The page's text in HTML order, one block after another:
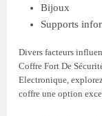
Bijoux
Supports
Divers facteurs
Coffre Fort De
Electronique,
coffre une option